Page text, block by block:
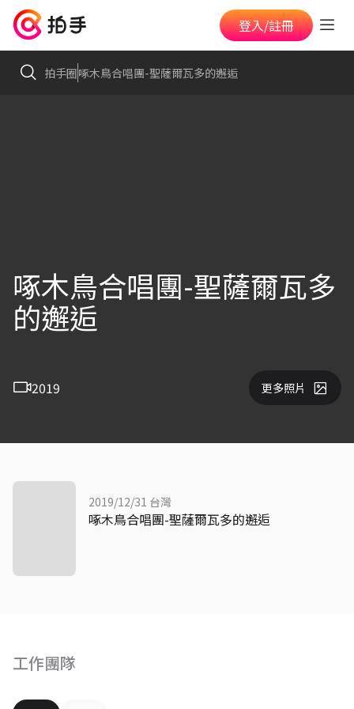
登入/註冊
拍手圈啄木鳥合唱團-聖薩爾瓦多的邂逅
啄木鳥合唱團-聖薩爾瓦多
的邂逅
2019 更多照片
工作團隊
2019/12/31 台灣
啄木鳥合唱團-聖薩爾瓦多的邂逅